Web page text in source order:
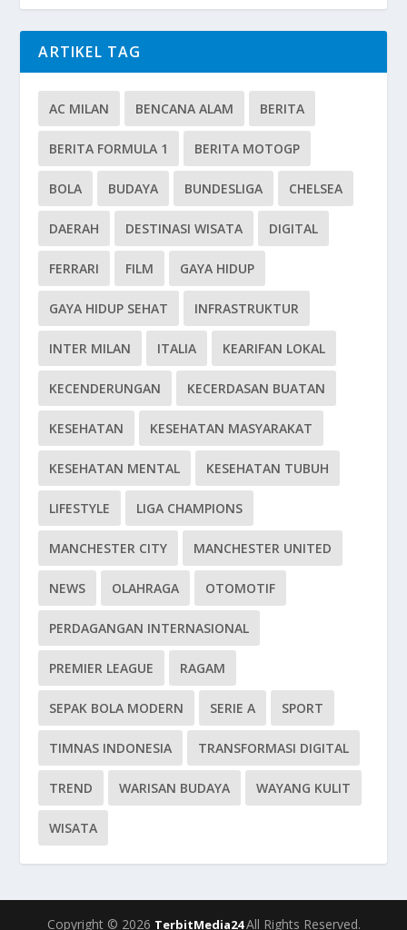
ARTIKEL TAG
AC MILAN BENCANA ALAM BERITA
BERITA FORMULA 1 BERITA MOTOGP
BOLA BUDAYA BUNDESLIGA CHELSEA
DAERAH DESTINASI WISATA DIGITAL
FERRARI FILM GAYA HIDUP
GAYA HIDUP SEHAT INFRASTRUKTUR
INTER MILAN ITALIA KEARIFAN LOKAL
KECENDERUNGAN KECERDASAN BUATAN
KESEHATAN KESEHATAN MASYARAKAT
KESEHATAN MENTAL KESEHATAN TUBUH
LIFESTYLE LIGA CHAMPIONS
MANCHESTER CITY MANCHESTER UNITED
NEWS OLAHRAGA OTOMOTIF
PERDAGANGAN INTERNASIONAL
PREMIER LEAGUE RAGAM
SEPAK BOLA MODERN SERIE A SPORT
TIMNAS INDONESIA TRANSFORMASI DIGITAL
TREND WARISAN BUDAYA WAYANG KULIT
WISATA
Copyright © 2026 TerbitMedia24All Rights Reserved.